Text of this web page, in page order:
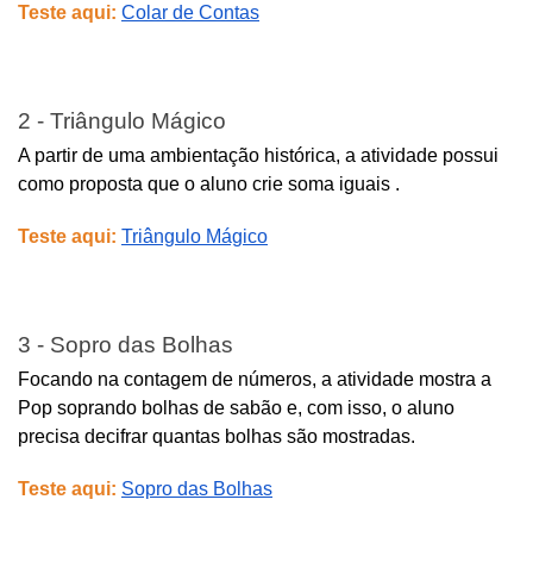
Teste aqui: Colar de Contas
2 - Triângulo Mágico
A partir de uma ambientação histórica, a atividade possui
como proposta que o aluno crie soma iguais .
Teste aqui: Triângulo Mágico
3 - Sopro das Bolhas
Focando na contagem de números, a atividade mostra a
Pop soprando bolhas de sabão e, com isso, o aluno
precisa decifrar quantas bolhas são mostradas.
Teste aqui: Sopro das Bolhas